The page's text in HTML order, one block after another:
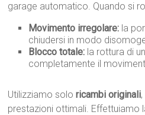
garage automatico. Quando si
Movimento irregolare: la
chiudersi in modo
Blocco totale: la rottura di
completamente il
Utilizziamo soloricambi originali
prestazioni ottimali. Effettuiamo